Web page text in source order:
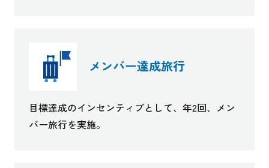
メンバー達成旅行
目標達成のインセンティブとして、年2回、メン
バー旅行を実施。